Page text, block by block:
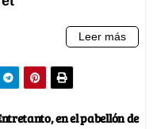
en el pabellón de